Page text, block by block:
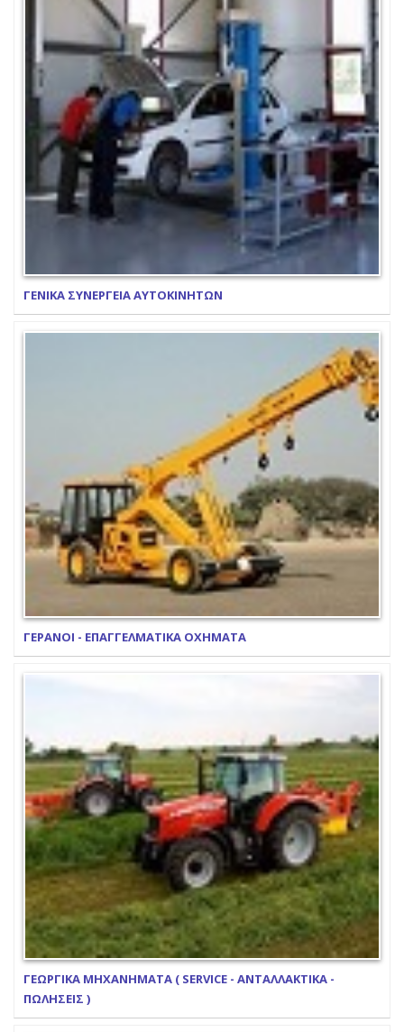
ΓΕΝΙΚΑ ΣΥΝΕΡΓΕΙΑ ΑΥΤΟΚΙΝΗΤΩΝ
ΓΕΡΑΝΟΙ - ΕΠΑΓΓΕΛΜΑΤΙΚΑ ΟΧΗΜΑΤΑ
ΓΕΩΡΓΙΚΑ ΜΗΧΑΝΗΜΑΤΑ ( SERVICE - ΑΝΤΑΛΛΑΚΤΙΚΑ -
ΠΩΛΗΣΕΙΣ )